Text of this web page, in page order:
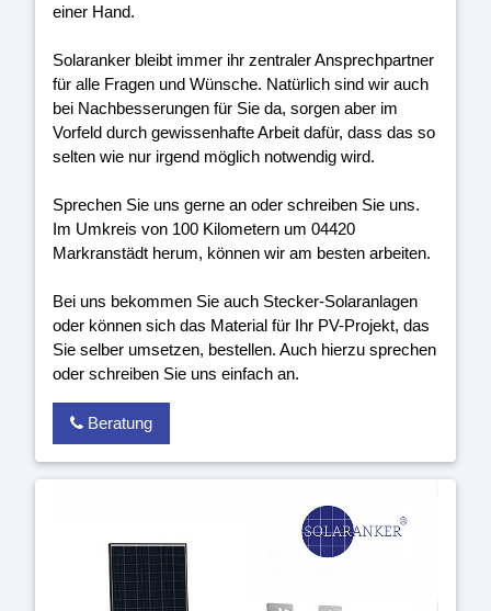
einer Hand.
Solaranker bleibt immer ihr zentraler Ansprechpartner
für alle Fragen und Wünsche. Natürlich sind wir auch
bei Nachbesserungen für Sie da, sorgen aber im
Vorfeld durch gewissenhafte Arbeit dafür, dass das so
selten wie nur irgend möglich notwendig wird.
Sprechen Sie uns gerne an oder schreiben Sie uns.
Im Umkreis von 100 Kilometern um 04420
Markranstädt herum, können wir am besten arbeiten.
Bei uns bekommen Sie auch Stecker-Solaranlagen
oder können sich das Material für Ihr PV-Projekt, das
Sie selber umsetzen, bestellen. Auch hierzu sprechen
oder schreiben Sie uns einfach an.
Beratung